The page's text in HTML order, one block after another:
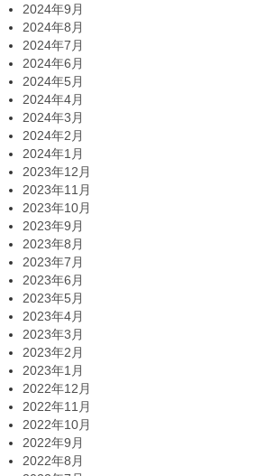
2024年9月
2024年8月
2024年7月
2024年6月
2024年5月
2024年4月
2024年3月
2024年2月
2024年1月
2023年12月
2023年11月
2023年10月
2023年9月
2023年8月
2023年7月
2023年6月
2023年5月
2023年4月
2023年3月
2023年2月
2023年1月
2022年12月
2022年11月
2022年10月
2022年9月
2022年8月